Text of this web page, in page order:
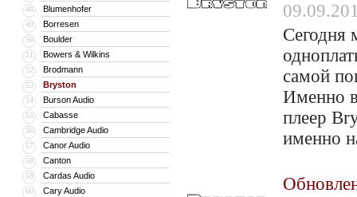
48 Blumenhofer
49 Borresen
50 Boulder
51 Bowers & Wilkins
52 Brodmann
53 Bryston
54 Burson Audio
55 Cabasse
56 Cambridge Audio
57 Canor Audio
58 Canton
59 Cardas Audio
60 Cary Audio
Сегодня
самой
Именно
плеер
именно